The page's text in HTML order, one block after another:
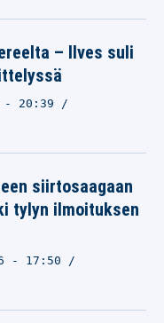
– Ilves suli
- 20:39
siirtosaagaan
tylyn ilmoituksen
- 17:50